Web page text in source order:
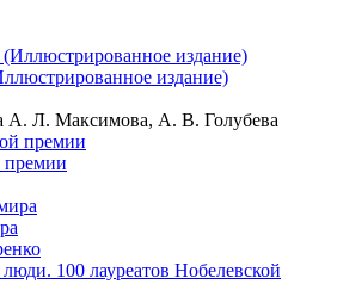
издание)
А. Л. Максимова, А. В. Голубева
премии